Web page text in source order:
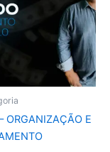
ORGANIZAÇÃO E